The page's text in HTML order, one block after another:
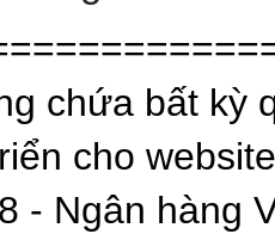
chứa bất kỳ
cho
- Ngân hàng